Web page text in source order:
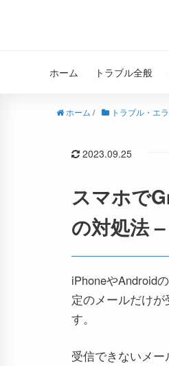
ホーム トラブル全般
ホーム / トラブル・エ
2023.09.25
スマホで
の対処法
iPhoneやAndroid
定のメールだけ
す。
受信できないメ